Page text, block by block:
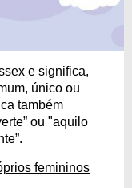
e significa,
único ou
também
ou "aquilo
femininos